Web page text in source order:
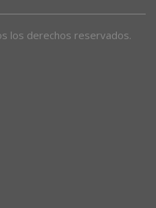
los derechos reservados.